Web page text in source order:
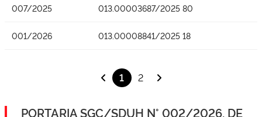
007/2025 013.00003687/2025 80
001/2026 013.00008841/2025 18
1 2
PORTARIA SGC/SDUH N° 002/2026, DE